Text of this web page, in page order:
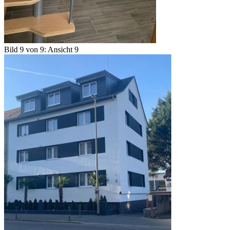
Bild 9 von 9: Ansicht 9